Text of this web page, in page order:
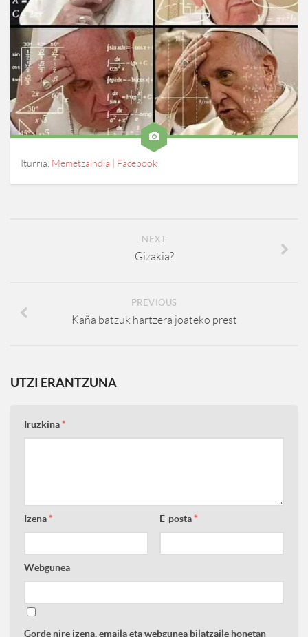
Iturria: Memetzaindia | Facebook
NEXT
Gizakia?
PREVIOUS
Kaña batzuk hartzera joateko prest
UTZI ERANTZUNA
Iruzkina*
Izena* E-posta*
Webgunea
Gorde nire izena, emaila eta webgunea bilatzaile honetan